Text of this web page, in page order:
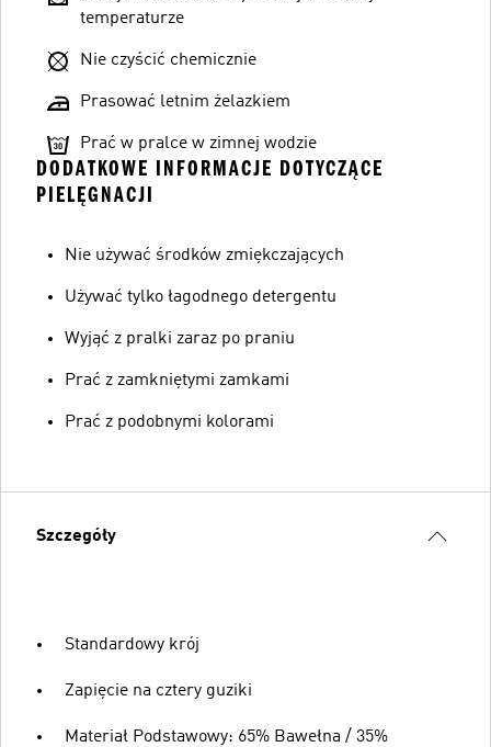
temperaturze
Nie czyścić chemicznie
Prasować letnim żelazkiem
Prać w pralce w zimnej wodzie
DODATKOWE INFORMACJE DOTYCZĄCE
PIELĘGNACJI
Nie używać środków zmiękczających
Używać tylko łagodnego detergentu
Wyjąć z pralki zaraz po praniu
Prać z zamkniętymi zamkami
Prać z podobnymi kolorami
Szczegóły
Standardowy krój
Zapięcie na cztery guziki
Materiał Podstawowy: 65% Bawełna / 35%